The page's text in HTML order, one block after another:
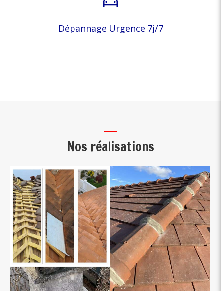
Dépannage Urgence 7j/7
Nos réalisations